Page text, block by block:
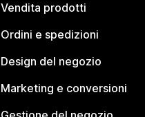
Vendita prodotti
Ordini e spedizioni
Design del negozio
Marketing e conversioni